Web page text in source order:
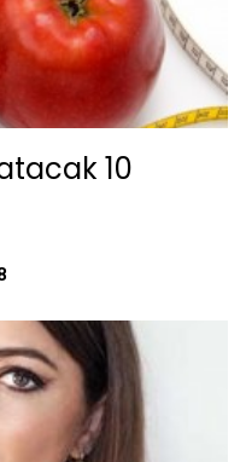
10